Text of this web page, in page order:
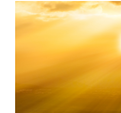
Ver
imagen